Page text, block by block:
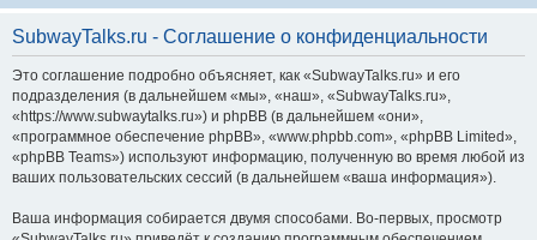
SubwayTalks.ru - Соглашение о конфиденциальности
Это соглашение подробно объясняет, как «SubwayTalks.ru» и его
подразделения (в дальнейшем «мы», «наш», «SubwayTalks.ru»,
«https://www.subwaytalks.ru») и phpBB (в дальнейшем «они»,
«программное обеспечение phpBB», «www.phpbb.com», «phpBB Limited»,
«phpBB Teams») используют информацию, полученную во время любой из
ваших пользовательских сессий (в дальнейшем «ваша информация»).
Ваша информация собирается двумя способами. Во-первых, просмотр